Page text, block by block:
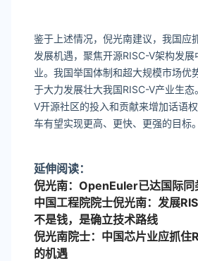
鉴于上述情况，倪光南建议，我国应
发展机遇，聚焦开源RISC-V架构发展
业。我国举国体制和超大规模市场优
于大力发展壮大我国RISC-V产业生
V开源社区的投入和贡献来增加话语
车有望实现更高、更快、更强的目标。
延伸阅读：
倪光南：OpenEuler已达国际同
中国工程院院士倪光南：发展
不是钱，是确立技术路线
倪光南院士：中国芯片业应抓住
的机遇